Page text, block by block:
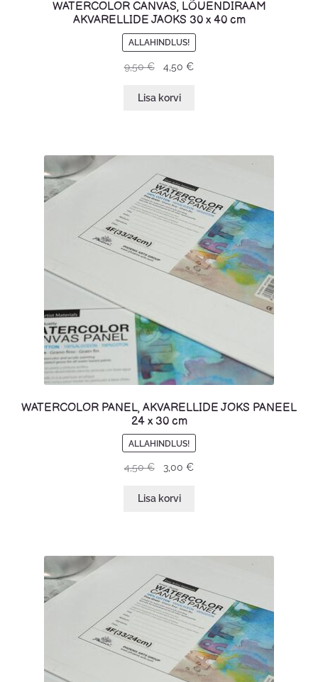
WATERCOLOR CANVAS, LÕUENDIRAAM
AKVARELLIDE JAOKS 30 x 40 cm
ALLAHINDLUS!
9,50€ 4,50€
Lisa korvi
WATERCOLOR PANEL, AKVARELLIDE JOKS PANEEL
24 x 30 cm
ALLAHINDLUS!
4,50€ 3,00€
Lisa korvi